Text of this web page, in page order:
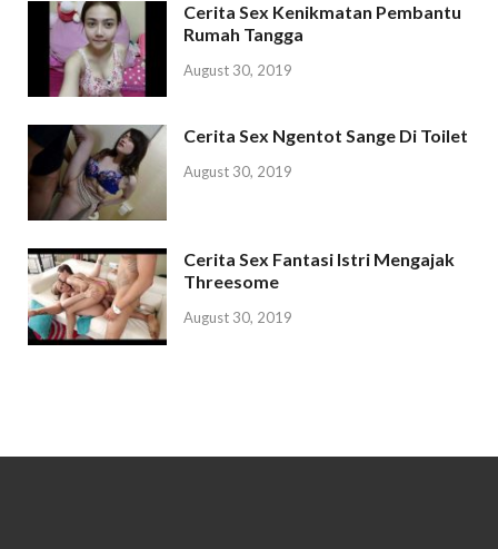
Cerita Sex Kenikmatan Pembantu
Rumah Tangga
August 30, 2019
Cerita Sex Ngentot Sange Di Toilet
August 30, 2019
Cerita Sex Fantasi Istri Mengajak
Threesome
August 30, 2019